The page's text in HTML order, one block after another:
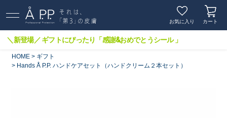
お気に入り カート
＼新登場／ ギフトにぴったり「感謝&おめでとうシール 」
HOME
ギフト
Hands Å P.P. ハンドケアセット（ハンドクリーム２本セット）